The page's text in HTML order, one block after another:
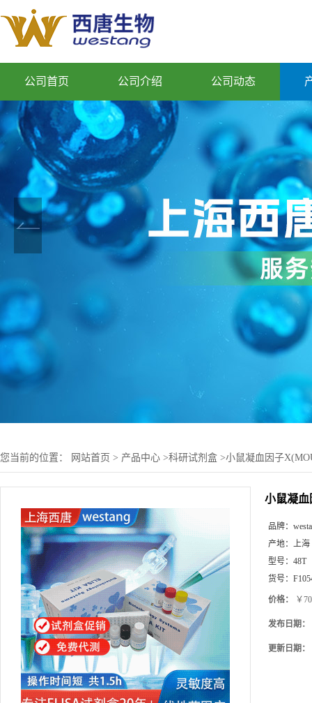
公司首页 公司介绍 公司动态
您当前的位置： 网站首页 > 产品中心 >科研试剂盒 >小鼠凝血因子
小鼠凝血
品牌：
产地： 上海
型号： 48T
货号：
价格： ￥
发布日期：
更新日期：